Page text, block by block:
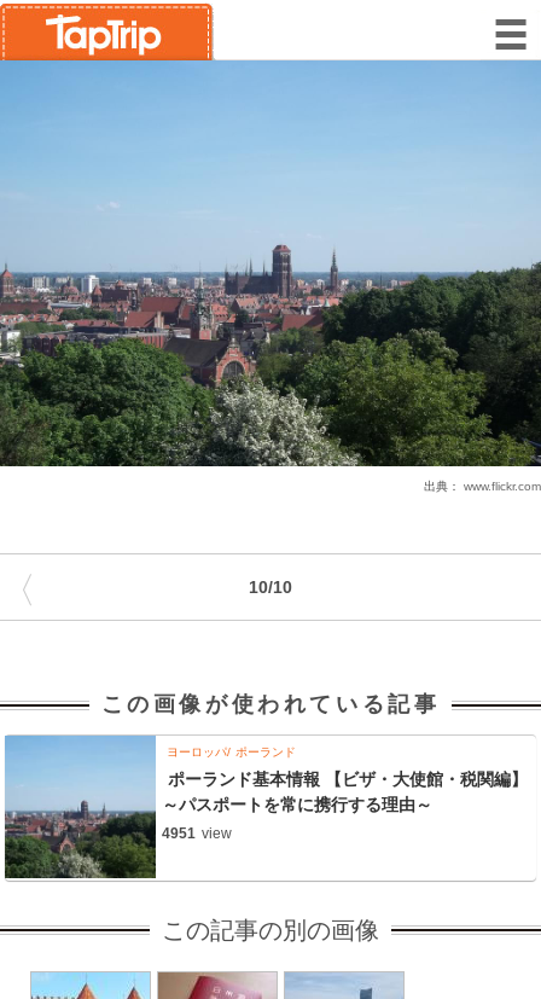
出典： www.flickr.com
10/10
〈
この画像が使われている記事
ヨーロッパ ポーランド
ポーランド基本情報 【ビザ・大使館・税関編】
～パスポートを常に携行する理由～
4951 view
この記事の別の画像